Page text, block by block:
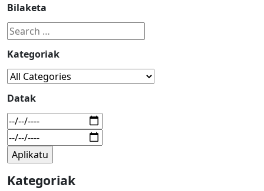
Bilaketa
Kategoriak
Datak
Kategoriak